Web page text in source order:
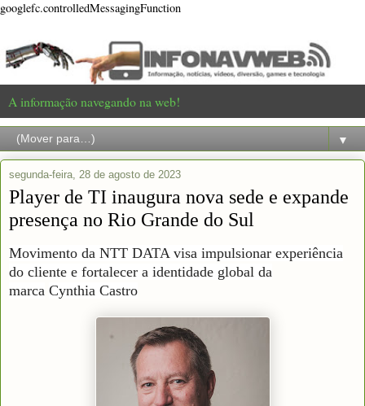
googlefc.controlledMessagingFunction
A informação navegando na web!
▼
segunda-feira, 28 de agosto de 2023
Player de TI inaugura nova sede e expande
presença no Rio Grande do Sul
Movimento da NTT DATA visa impulsionar experiência
do cliente e fortalecer a identidade global da
marca Cynthia Castro